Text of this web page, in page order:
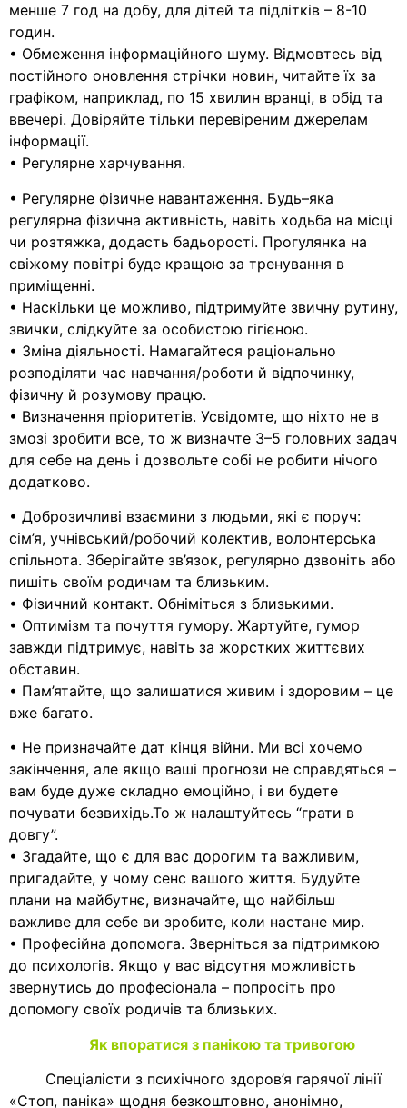
менше 7 год на добу, для дітей та підлітків – 8-10
годин.
• Обмеження інформаційного шуму. Відмовтесь від
постійного оновлення стрічки новин, читайте їх за
графіком, наприклад, по 15 хвилин вранці, в обід та
ввечері. Довіряйте тільки перевіреним джерелам
інформації.
• Регулярне харчування.
• Регулярне фізичне навантаження. Будь–яка
регулярна фізична активність, навіть ходьба на місці
чи розтяжка, додасть бадьорості. Прогулянка на
свіжому повітрі буде кращою за тренування в
приміщенні.
• Наскільки це можливо, підтримуйте звичну рутину,
звички, слідкуйте за особистою гігієною.
• Зміна діяльності. Намагайтеся раціонально
розподіляти час навчання/роботи й відпочинку,
фізичну й розумову працю.
• Визначення пріоритетів. Усвідомте, що ніхто не в
змозі зробити все, то ж визначте 3–5 головних задач
для себе на день і дозвольте собі не робити нічого
додатково.
• Доброзичливі взаємини з людьми, які є поруч:
сім’я, учнівський/робочий колектив, волонтерська
спільнота. Зберігайте зв’язок, регулярно дзвоніть або
пишіть своїм родичам та близьким.
• Фізичний контакт. Обніміться з близькими.
• Оптимізм та почуття гумору. Жартуйте, гумор
завжди підтримує, навіть за жорстких життєвих
обставин.
• Пам’ятайте, що залишатися живим і здоровим – це
вже багато.
• Не призначайте дат кінця війни. Ми всі хочемо
закінчення, але якщо ваші прогнози не справдяться –
вам буде дуже складно емоційно, і ви будете
почувати безвихідь.То ж налаштуйтесь “грати в
довгу”.
• Згадайте, що є для вас дорогим та важливим,
пригадайте, у чому сенс вашого життя. Будуйте
плани на майбутнє, визначайте, що найбільш
важливе для себе ви зробите, коли настане мир.
• Професійна допомога. Зверніться за підтримкою
до психологів. Якщо у вас відсутня можливість
звернутись до професіонала – попросіть про
допомогу своїх родичів та близьких.
Як впоратися з панікою та тривогою
Спеціалісти з психічного здоров’я гарячої лінії
«Стоп, паніка» щодня безкоштовно, анонімно,